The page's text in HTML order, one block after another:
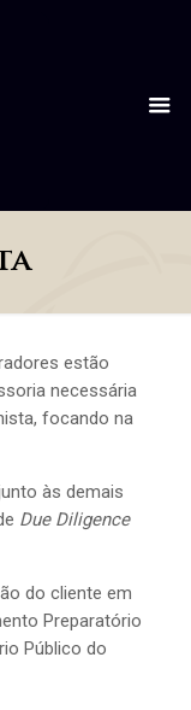
estão
necessária
focando na
às demais
Due Diligence
do cliente em
Preparatório
Público do